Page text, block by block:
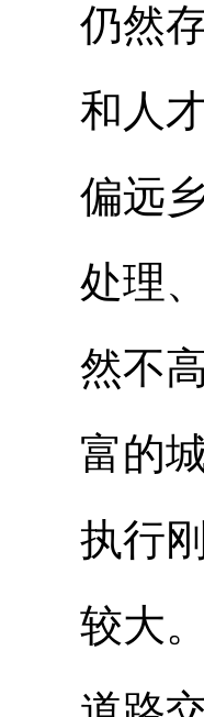
仍然
和人
偏远
处理
然不
富的
执行
较大